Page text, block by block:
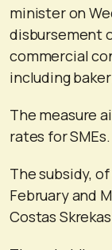
minister on
disbursement
commercial
including
The measure
rates for SMEs.
The subsidy,
February and
Costas